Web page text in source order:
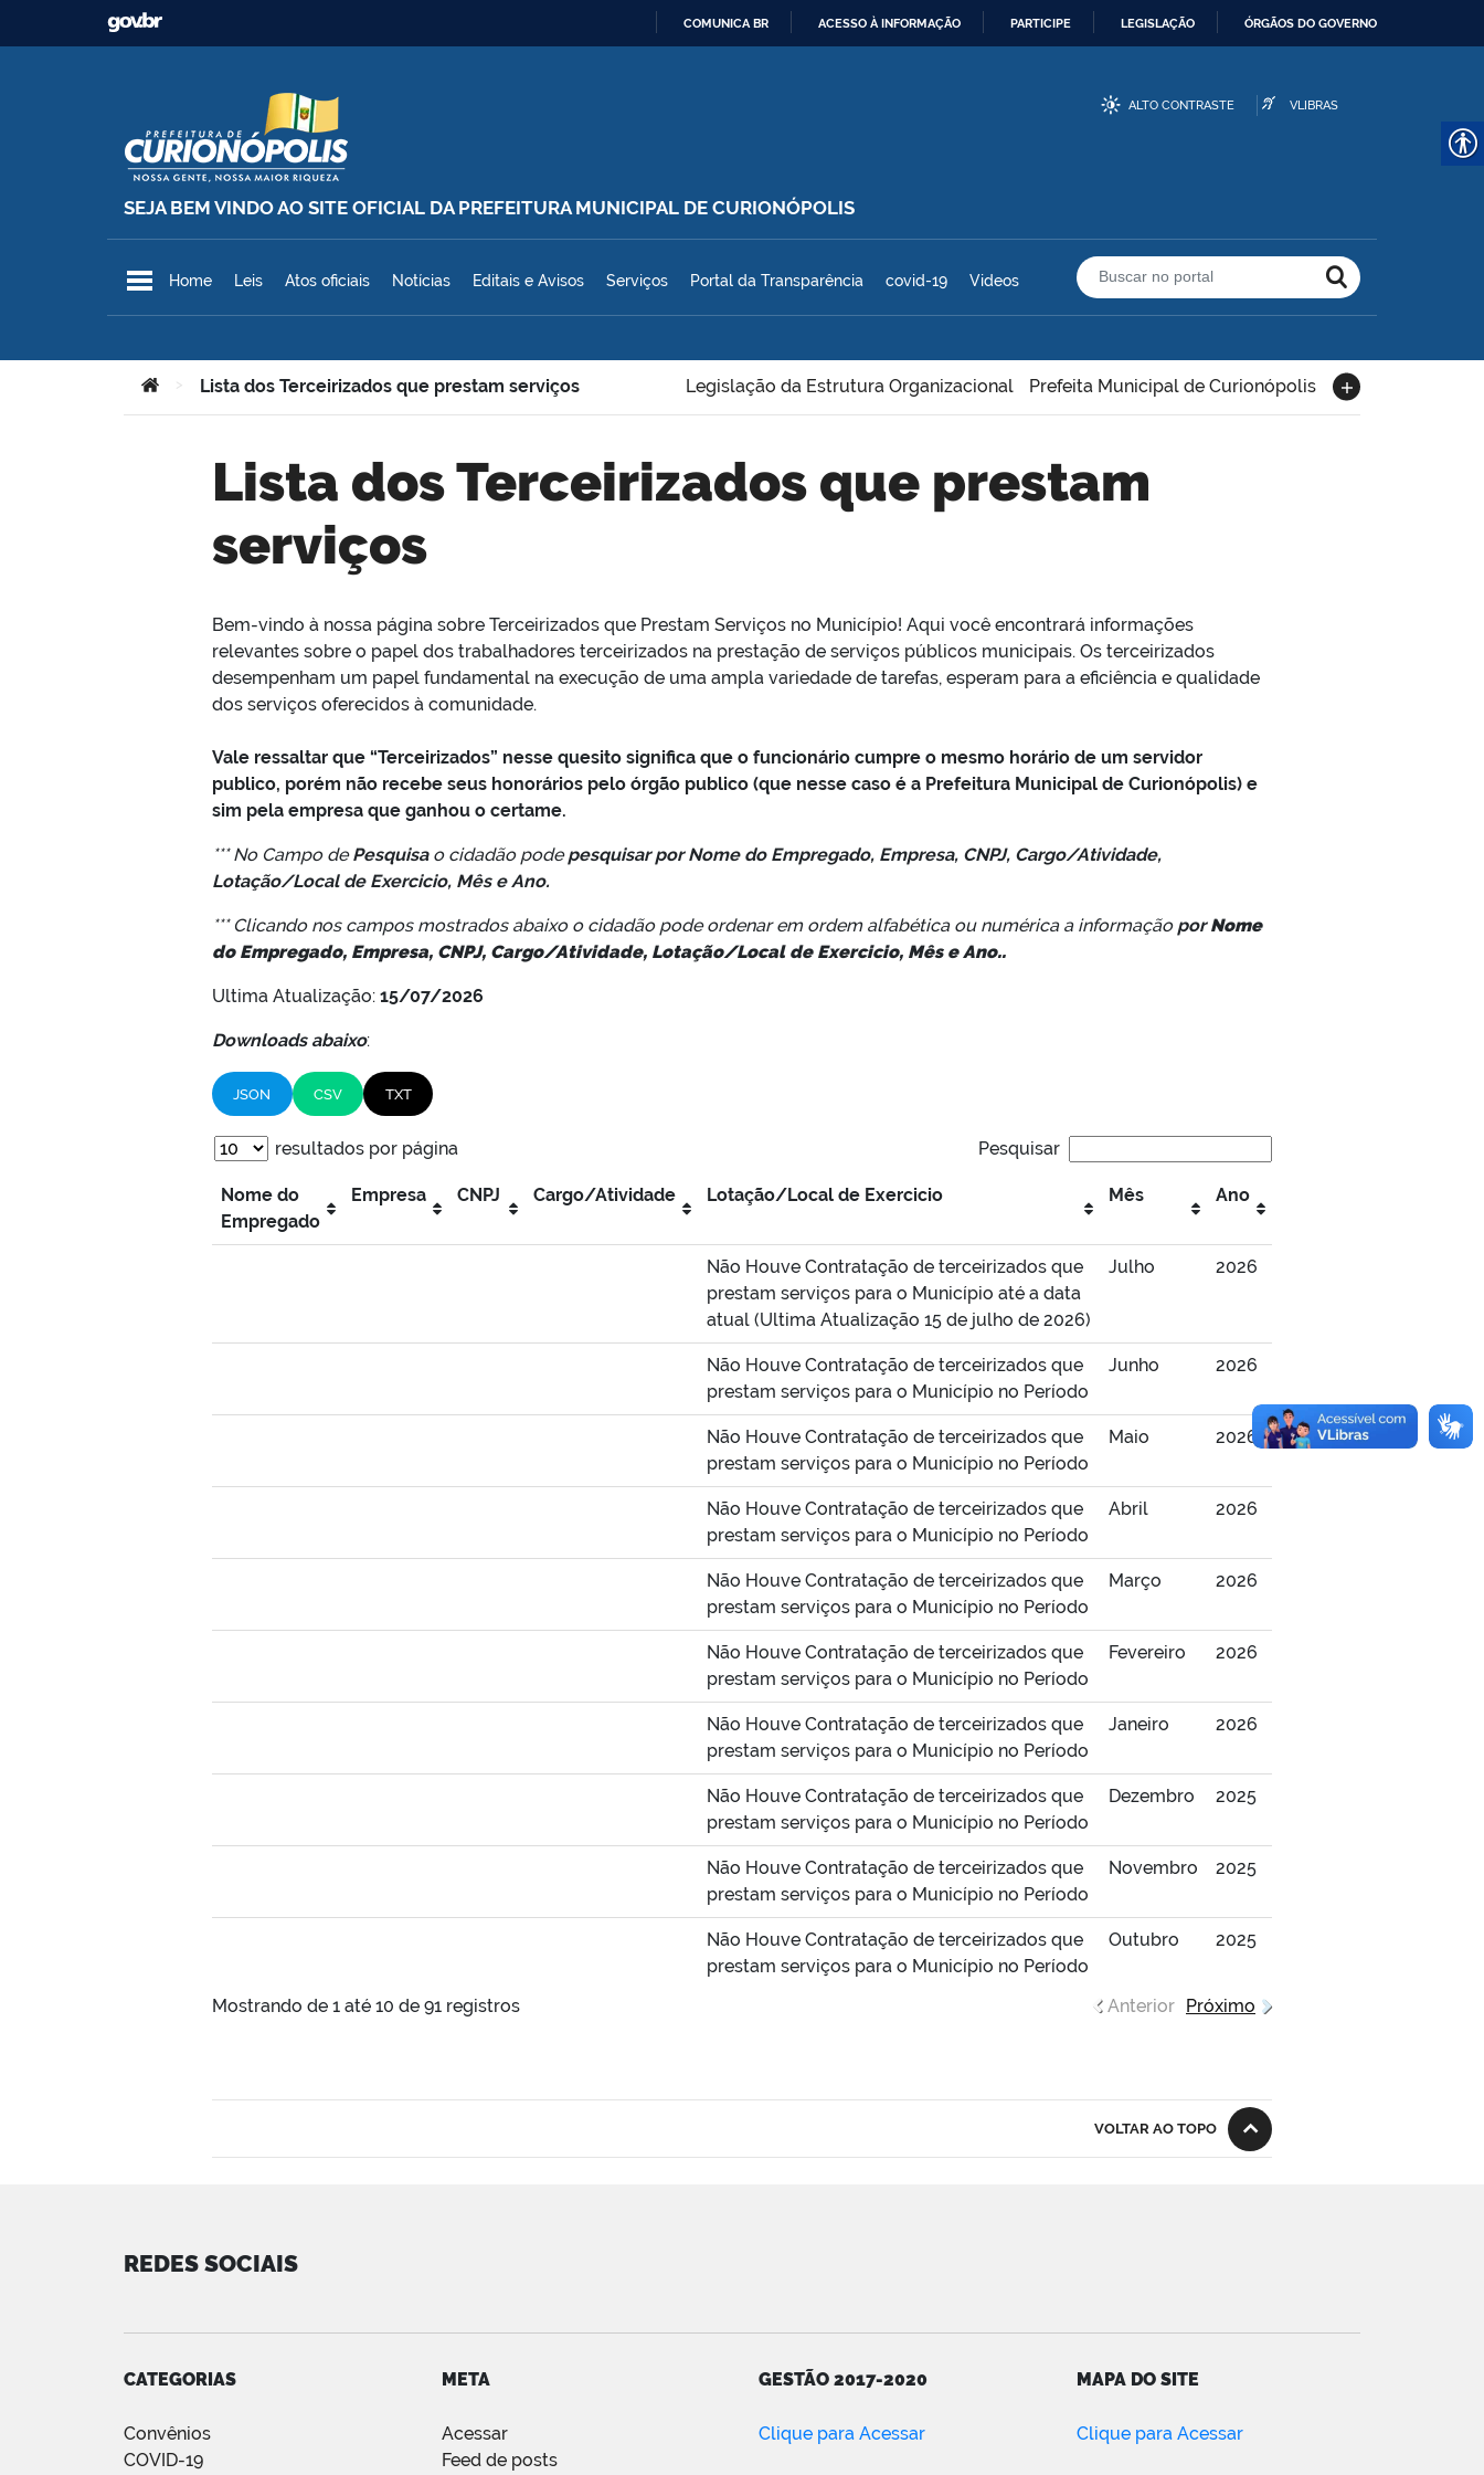
Ir para o conteúdo COMUNICA BR ACESSO À INFORMAÇÃO PARTICIPE LEGISLAÇÃO ÓRGÃOS DO GOVERNO
SEJA BEM VINDO AO SITE OFICIAL DA PREFEITURA MUNICIPAL DE CURIONÓPOLIS
Prefeitura Municipal de Curionópolis
ALTO CONTRASTE VLIBRAS
Home Leis Atos oficiais Notícias Editais e Avisos Serviços Portal da Transparência covid-19 Videos Buscar no portal
Você está aqui:
> Lista dos Terceirizados que prestam serviços Legislação da Estrutura Organizacional Prefeita Municipal de Curionópolis
Lista dos Terceirizados que prestam
serviços
Bem-vindo à nossa página sobre Terceirizados que Prestam Serviços no Município! Aqui você encontrará informações
relevantes sobre o papel dos trabalhadores terceirizados na prestação de serviços públicos municipais. Os terceirizados
desempenham um papel fundamental na execução de uma ampla variedade de tarefas, esperam para a eficiência e qualidade
dos serviços oferecidos à comunidade.
Vale ressaltar que “Terceirizados” nesse quesito significa que o funcionário cumpre o mesmo horário de um servidor
publico, porém não recebe seus honorários pelo órgão publico (que nesse caso é a Prefeitura Municipal de Curionópolis) e
sim pela empresa que ganhou o certame.
*** No Campo dePesquisa o cidadão podepesquisar porNome do Empregado, Empresa, CNPJ, Cargo/Atividade,
Lotação/Local de Exercicio, Mês e Ano.
*** Clicando nos campos mostrados abaixo o cidadão pode ordenar em ordem alfabética ou numérica a informaçãoporNome
do Empregado, Empresa, CNPJ, Cargo/Atividade, Lotação/Local de Exercicio, Mês e Ano..
Ultima Atualização: 15/07/2026
Downloads abaixo:
JSON CSV TXT
resultados por página Pesquisar
Nome do
Empregado
Empresa CNPJ Cargo/Atividade Lotação/Local de Exercicio Mês Ano
Não Houve Contratação de terceirizados que
prestam serviços para o Município até a data
atual (Ultima Atualização 15 de julho de 2026)
Julho 2026
Não Houve Contratação de terceirizados que
prestam serviços para o Município no Período
Junho 2026
Não Houve Contratação de terceirizados que
prestam serviços para o Município no Período
Maio 2026
Não Houve Contratação de terceirizados que
prestam serviços para o Município no Período
Abril 2026
Não Houve Contratação de terceirizados que
prestam serviços para o Município no Período
Março 2026
Não Houve Contratação de terceirizados que
prestam serviços para o Município no Período
Fevereiro 2026
Não Houve Contratação de terceirizados que
prestam serviços para o Município no Período
Janeiro 2026
Não Houve Contratação de terceirizados que
prestam serviços para o Município no Período
Dezembro 2025
Não Houve Contratação de terceirizados que
prestam serviços para o Município no Período
Novembro 2025
Não Houve Contratação de terceirizados que
prestam serviços para o Município no Período
Outubro 2025
Mostrando de 1 até 10 de 91 registros Anterior Próximo
VOLTAR AO TOPO
REDES SOCIAIS
CATEGORIAS
Convênios
COVID-19
META
Acessar
Feed de posts
GESTÃO 2017-2020
Clique para Acessar
MAPA DO SITE
Clique para Acessar